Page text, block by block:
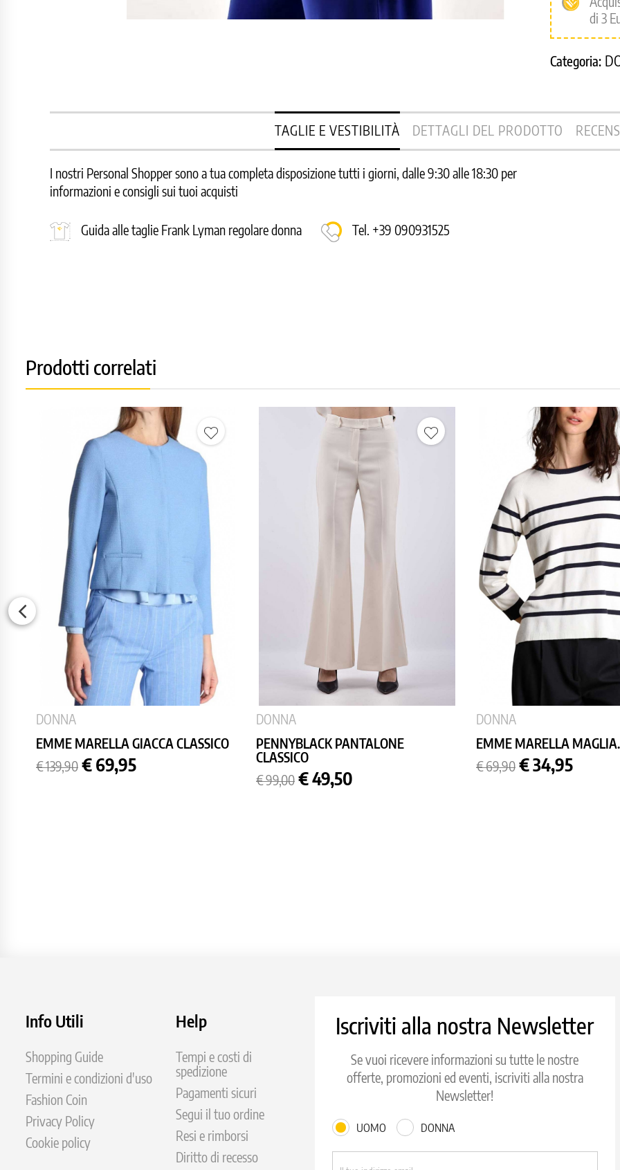
di 3
Categoria:
TAGLIE E VESTIBILITÀ DETTAGLI DEL PRODOTTO
I nostri Personal Shopper sono a tua completa disposizione tutti i giorni, dalle 9:30 alle 18:30 per
informazioni e consigli sui tuoi acquisti
Guida alle taglie Frank Lyman regolare donna Tel. +39 090931525
Prodotti correlati
DONNA
EMME MARELLA GIACCA CLASSICO
Prezzo
base
€ 139,90 Prezzo
€ 69,95
DONNA
PENNYBLACK PANTALONE
CLASSICO
Prezzo
base
€ 99,00 Prezzo
€ 49,50
DONNA
EMME MARELLA
Prezzo
base
€ 69,90 Prezzo
€ 34,95
Info Utili
Shopping Guide
Termini e condizioni d'uso
Fashion Coin
Privacy Policy
Cookie policy
Help
Tempi e costi di
spedizione
Pagamenti sicuri
Segui il tuo ordine
Resi e rimborsi
Diritto di recesso
Iscriviti alla nostra Newsletter
Se vuoi ricevere informazioni su tutte le nostre
offerte, promozioni ed eventi, iscriviti alla nostra
Newsletter!
UOMO DONNA